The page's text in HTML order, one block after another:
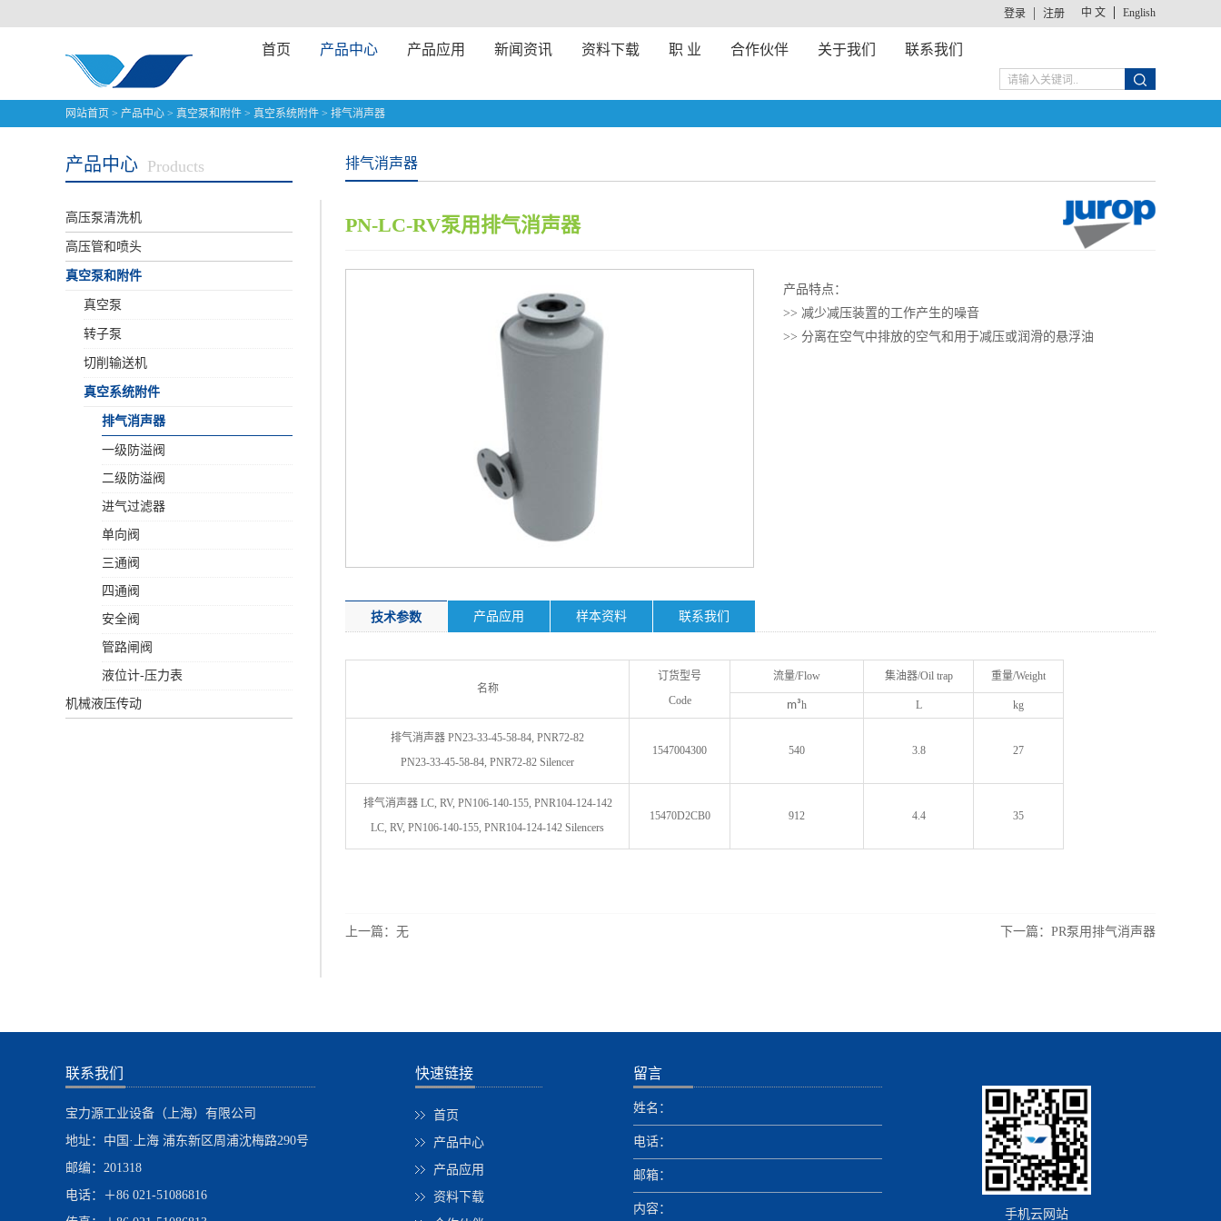
中 文 English
登录 注册
首页 产品中心 产品应用 新闻资讯 资料下载 职 业 合作伙伴 关于我们 联系我们
网站首页 > 产品中心 > 真空泵和附件 > 真空系统附件 > 排气消声器
产品中心 Products
高压泵清洗机
高压管和喷头
真空泵和附件
真空泵
转子泵
切削输送机
真空系统附件
排气消声器
一级防溢阀
二级防溢阀
进气过滤器
单向阀
三通阀
四通阀
安全阀
管路闸阀
液位计-压力表
机械液压传动
排气消声器
PN-LC-RV泵用排气消声器
产品特点：
>> 减少减压装置的工作产生的噪音
>> 分离在空气中排放的空气和用于减压或润滑的悬浮油
技术参数 产品应用 样本资料 联系我们
名称
订货型号
Code
流量/Flow 集油器/Oil trap 重量/Weight
m³h L kg
排气消声器 PN23-33-45-58-84, PNR72-82
PN23-33-45-58-84, PNR72-82 Silencer
1547004300 540 3.8 27
排气消声器 LC, RV, PN106-140-155, PNR104-124-142
LC, RV, PN106-140-155, PNR104-124-142 Silencers
15470D2CB0 912 4.4 35
上一篇：无 下一篇： PR泵用排气消声器
联系我们
宝力源工业设备（上海）有限公司
地址：中国·上海 浦东新区周浦沈梅路290号
邮编：201318
电话：＋86 021-51086816
快速链接
首页
产品中心
产品应用
资料下载
留言
姓名：
电话：
邮箱：
内容： 手机云网站